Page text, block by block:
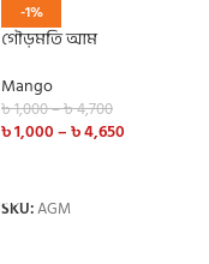
-1%
গৌড়মতি আম
Mango
৳1,000–৳4,700
৳1,000–৳4,650
SKU:AGM